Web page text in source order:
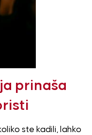
prinaša
ste kadili, lahko